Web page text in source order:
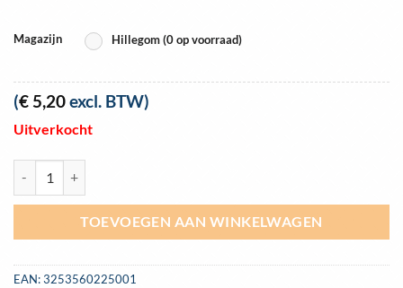
Magazijn Hillegom (0 op voorraad)
(€ 5,20excl. BTW)
Uitverkocht
TOEVOEGEN AAN WINKELWAGEN
EAN:3253560225001